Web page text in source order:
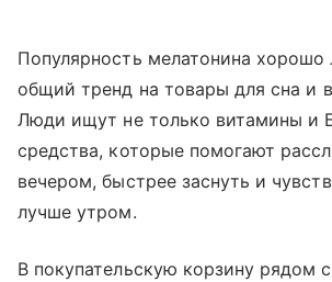
Популярность мелатонина хорошо
общий тренд на товары для сна и
Люди ищут не только витамины и
средства, которые помогают
вечером, быстрее заснуть и
лучше утром.
В покупательскую корзину рядом